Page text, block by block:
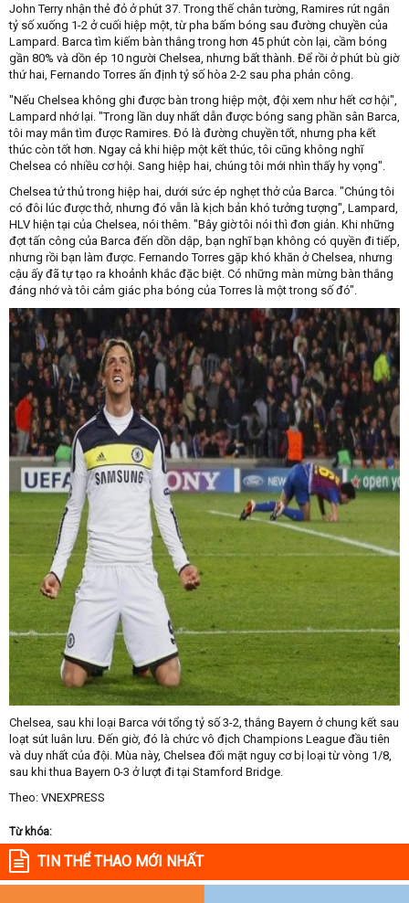
John Terry nhận thẻ đỏ ở phút 37. Trong thế chân tường, Ramires rút ngắn
tỷ số xuống 1-2 ở cuối hiệp một, từ pha bấm bóng sau đường chuyền của
Lampard. Barca tìm kiếm bàn thắng trong hơn 45 phút còn lại, cầm bóng
gần 80% và dồn ép 10 người Chelsea, nhưng bất thành. Để rồi ở phút bù giờ
thứ hai, Fernando Torres ấn định tỷ số hòa 2-2 sau pha phản công.
"Nếu Chelsea không ghi được bàn trong hiệp một, đội xem như hết cơ hội",
Lampard nhớ lại. "Trong lần duy nhất dẫn được bóng sang phần sân Barca,
tôi may mắn tìm được Ramires. Đó là đường chuyền tốt, nhưng pha kết
thúc còn tốt hơn. Ngay cả khi hiệp một kết thúc, tôi cũng không nghĩ
Chelsea có nhiều cơ hội. Sang hiệp hai, chúng tôi mới nhìn thấy hy vọng".
Chelsea tử thủ trong hiệp hai, dưới sức ép nghẹt thở của Barca. "Chúng tôi
có đôi lúc được thở, nhưng đó vẫn là kịch bản khó tưởng tượng", Lampard,
HLV hiện tại của Chelsea, nói thêm. "Bây giờ tôi nói thì đơn giản. Khi những
đợt tấn công của Barca đến dồn dập, bạn nghĩ bạn không có quyền đi tiếp,
nhưng rồi bạn làm được. Fernando Torres gặp khó khăn ở Chelsea, nhưng
cậu ấy đã tự tạo ra khoảnh khắc đặc biệt. Có những màn mừng bàn thắng
đáng nhớ và tôi cảm giác pha bóng của Torres là một trong số đó".
Chelsea, sau khi loại Barca với tổng tỷ số 3-2, thắng Bayern ở chung kết sau
loạt sút luân lưu. Đến giờ, đó là chức vô địch Champions League đầu tiên
và duy nhất của đội. Mùa này, Chelsea đối mặt nguy cơ bị loại từ vòng 1/8,
sau khi thua Bayern 0-3 ở lượt đi tại Stamford Bridge.
Theo: VNEXPRESS
Từ khóa:
TIN THỂ THAO MỚI NHẤT